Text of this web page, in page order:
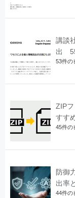
講談
出
53件の
ZIP
すす
45件の
防御
出率
44件の